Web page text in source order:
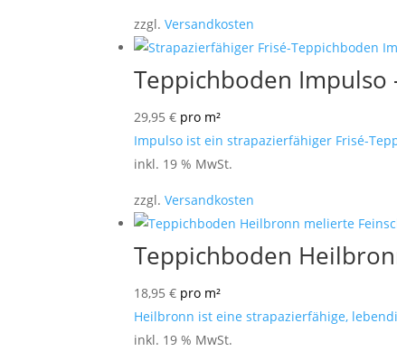
zzgl.Versandkosten
Teppichboden Impulso
29,95€ pro m²
Impulso ist ein strapazierfähiger Frisé-
inkl. 19 % MwSt.
zzgl.Versandkosten
Teppichboden
18,95€ pro m²
Heilbronn ist eine strapazierfähige,
inkl. 19 % MwSt.